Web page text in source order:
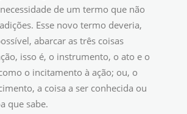
de um termo que não
Esse novo termo deveria,
abarcar as três coisas
isso é, o instrumento, o ato e o
o incitamento à ação; ou, o
a coisa a ser conhecida ou
que sabe.